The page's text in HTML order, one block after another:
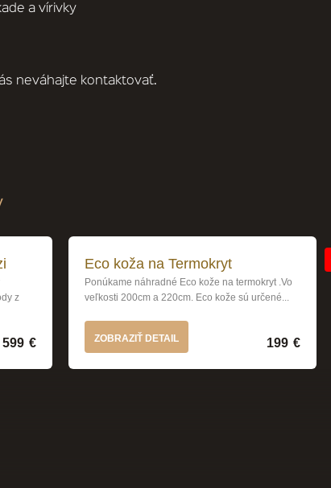
a vírivky
neváhajte kontaktovať.
z
599 €
Eco koža na Termokryt
Ponúkame náhradné Eco kože na termokryt .Vo
veľkosti 200cm a 220cm. Eco kože sú určené...
ZOBRAZIŤ DETAIL 199 €